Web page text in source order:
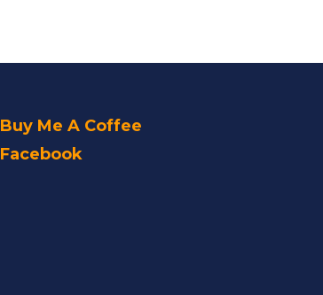
Buy Me A Coffee
Facebook